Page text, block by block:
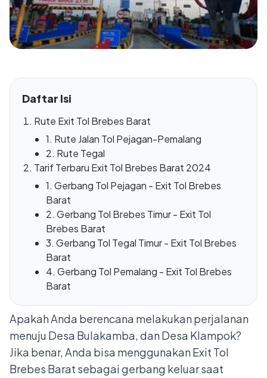
Daftar Isi
Rute Exit Tol Brebes Barat
1. Rute Jalan Tol Pejagan-Pemalang
2. Rute Tegal
Tarif Terbaru Exit Tol Brebes Barat 2024
1. Gerbang Tol Pejagan - Exit Tol Brebes
Barat
2. Gerbang Tol Brebes Timur - Exit Tol
Brebes Barat
3. Gerbang Tol Tegal Timur - Exit Tol Brebes
Barat
4. Gerbang Tol Pemalang - Exit Tol Brebes
Barat
Apakah Anda berencana melakukan perjalanan
menuju Desa Bulakamba, dan Desa Klampok?
Jika benar, Anda bisa menggunakan Exit Tol
Brebes Barat sebagai gerbang keluar saat